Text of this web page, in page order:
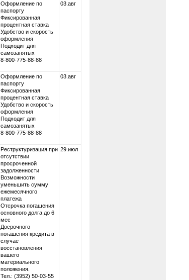
Оформление по
паспорту
Фиксированная
процентная ставка
Удобство и скорость
оформления
Подходит для
самозанятых
8-800-775-88-88
03.авг
Оформление по
паспорту
Фиксированная
процентная ставка
Удобство и скорость
оформления
Подходит для
самозанятых
8-800-775-88-88
03.авг
Реструктуризация при
отсутствии
просроченной
задолженности
Возможности
уменьшить сумму
ежемесячного
платежа
Отсрочка погашения
основного долга до 6
мес
Досрочного
погашения кредита в
случае
восстановления
вашего
материального
положения.
Тел.: (3952) 50-03-55
29.июл